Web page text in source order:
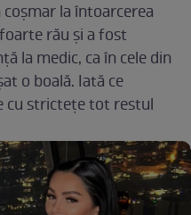
la întoarcerea
rău și a fost
la medic, ca în cele din
o boală. Iată ce
cu strictețe tot restul